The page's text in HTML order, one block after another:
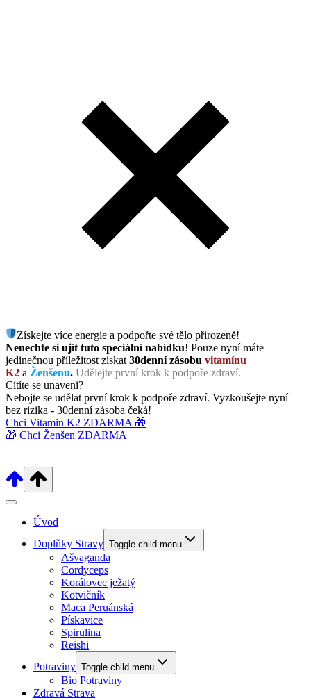
Získejte více energie a podpořte své tělo přirozeně!
Nenechte si ujít tuto speciální nabídku! Pouze nyní máte
jedinečnou příležitost získat 30denní zásobu vitamínu
K2 a Ženšenu. Udělejte první krok k podpoře zdraví.
Cítíte se unaveni?
Nebojte se udělat první krok k podpoře zdraví. Vyzkoušejte nyní
bez rizika - 30denní zásoba čeká!
Chci Vitamin K2 ZDARMA 🎁
🎁 Chci Ženšen ZDARMA
Úvod
Doplňky Stravy Toggle child menu
Ašvaganda
Cordyceps
Korálovec ježatý
Kotvičník
Maca Peruánská
Pískavice
Spirulina
Reishi
Potraviny Toggle child menu
Bio Potraviny
Zdravá Strava